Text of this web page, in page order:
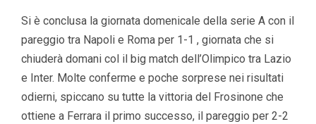
Si è conclusa la giornata domenicale della serie A con il
pareggio tra Napoli e Roma per 1-1 , giornata che si
chiuderà domani col il big match dell’Olimpico tra Lazio
e Inter. Molte conferme e poche sorprese nei risultati
odierni, spiccano su tutte la vittoria del Frosinone che
ottiene a Ferrara il primo successo, il pareggio per 2-2